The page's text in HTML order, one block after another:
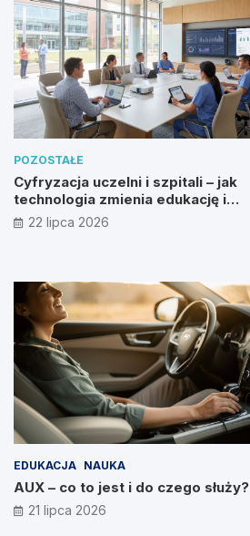
POZOSTAŁE
Cyfryzacja uczelni i szpitali – jak
technologia zmienia edukację i
zdrowie?
22 lipca 2026
EDUKACJA NAUKA
AUX – co to jest i do czego służy?
21 lipca 2026